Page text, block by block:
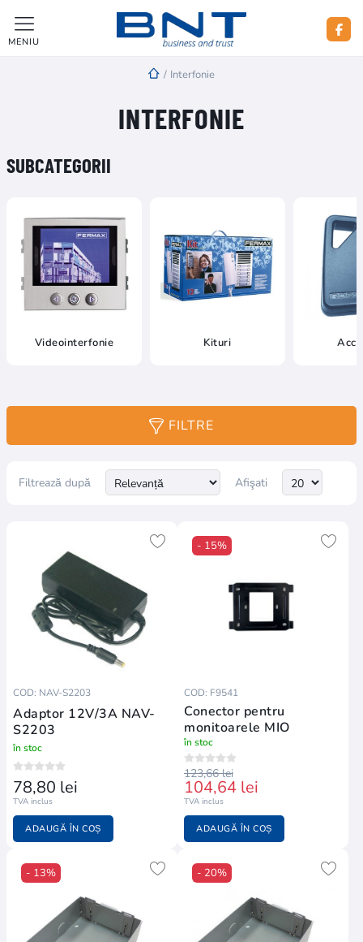
MENIU
/ Interfonie
INTERFONIE
SUBCATEGORII
Videointerfonie Kituri
FILTRE
Filtrează după Afişati
COD: NAV-S2203
Adaptor 12V/3A NAV-
S2203
în stoc
78,80 lei
TVA inclus
ADAUGĂ ÎN COȘ
- 15%
COD: F9541
Conector pentru
monitoarele MIO
în stoc
123,66 lei
104,64 lei
TVA inclus
ADAUGĂ ÎN COȘ
- 13% - 20%